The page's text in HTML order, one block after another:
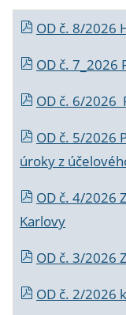
OD č. 8/2026
OD č. 7_2026
OD č. 6/2026
OD č. 5/2026
úroky z
OD č. 4/2026
Karlovy
OD č. 3/2026
OD č. 2/2026 k